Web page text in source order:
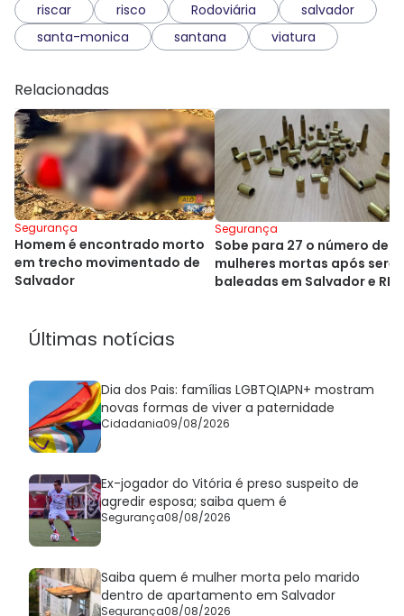
riscar
risco Rodoviária
salvador
santa-monica
santana viatura
Relacionadas
Segurança
Homem é encontrado morto
em trecho movimentado de
Salvador
Segurança
Sobe para 27 o número de
mulheres mortas após
baleadas em Salvador e
Últimas notícias
Dia dos Pais: famílias LGBTQIAPN+ mostram
novas formas de viver a paternidade
Cidadania09/08/2026
Ex-jogador do Vitória é preso suspeito de
agredir esposa; saiba quem é
Segurança08/08/2026
Saiba quem é mulher morta pelo marido
dentro de apartamento em Salvador
Segurança08/08/2026